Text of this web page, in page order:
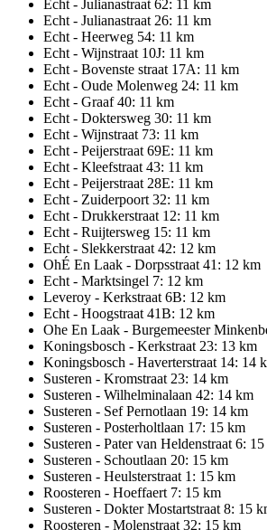
Echt - Julianastraat 62: 11 km
Echt - Julianastraat 26: 11 km
Echt - Heerweg 54: 11 km
Echt - Wijnstraat 10J: 11 km
Echt - Bovenste straat 17A: 11 km
Echt - Oude Molenweg 24: 11 km
Echt - Graaf 40: 11 km
Echt - Doktersweg 30: 11 km
Echt - Wijnstraat 73: 11 km
Echt - Peijerstraat 69E: 11 km
Echt - Kleefstraat 43: 11 km
Echt - Peijerstraat 28E: 11 km
Echt - Zuiderpoort 32: 11 km
Echt - Drukkerstraat 12: 11 km
Echt - Ruijtersweg 15: 11 km
Echt - Slekkerstraat 42: 12 km
OhÉ En Laak - Dorpsstraat 41: 12 km
Echt - Marktsingel 7: 12 km
Leveroy - Kerkstraat 6B: 12 km
Echt - Hoogstraat 41B: 12 km
Ohe En Laak - Burgemeester
Koningsbosch - Kerkstraat 23: 13 km
Koningsbosch - Haverterstraat 14: 14
Susteren - Kromstraat 23: 14 km
Susteren - Wilhelminalaan 42: 14 km
Susteren - Sef Pernotlaan 19: 14 km
Susteren - Posterholtlaan 17: 15 km
Susteren - Pater van Heldenstraat 6:
Susteren - Schoutlaan 20: 15 km
Susteren - Heulsterstraat 1: 15 km
Roosteren - Hoeffaert 7: 15 km
Susteren - Dokter Mostartstraat 8: 15
Roosteren - Molenstraat 32: 15 km